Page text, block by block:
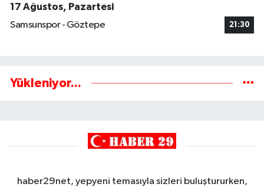
17 Ağustos, Pazartesi
Samsunspor - Göztepe
21:30
Yükleniyor...
haber29net, yepyeni temasıyla sizleri buluştururken,